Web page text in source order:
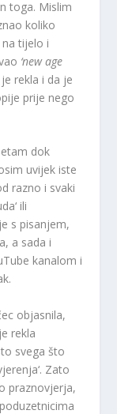
toga. Mislim
koliko
tijelo i
‘new age
rekla i da je
prije nego
dok
uvijek iste
razno i svaki
ili
s pisanjem,
a sada i
kanalom i
objasnila,
rekla
svega što
Zato
praznovjerja,